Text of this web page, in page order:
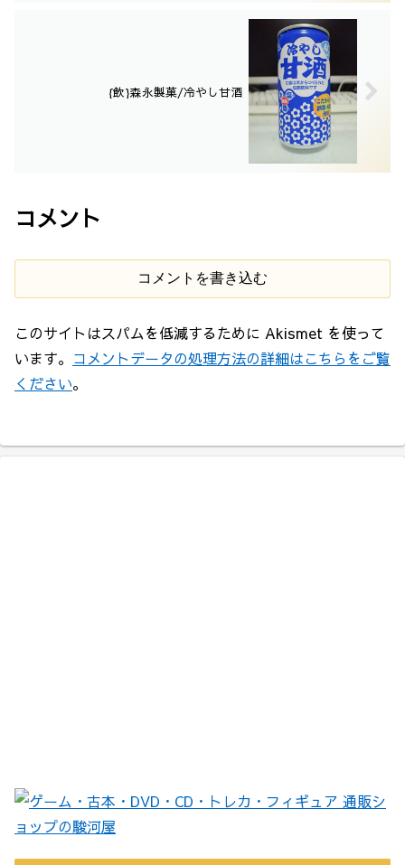
{飲}森永製菓/冷やし甘酒
コメント
コメントを書き込む
このサイトはスパムを低減するために Akismet を使って
います。 コメントデータの処理方法の詳細はこちらをご覧
ください。